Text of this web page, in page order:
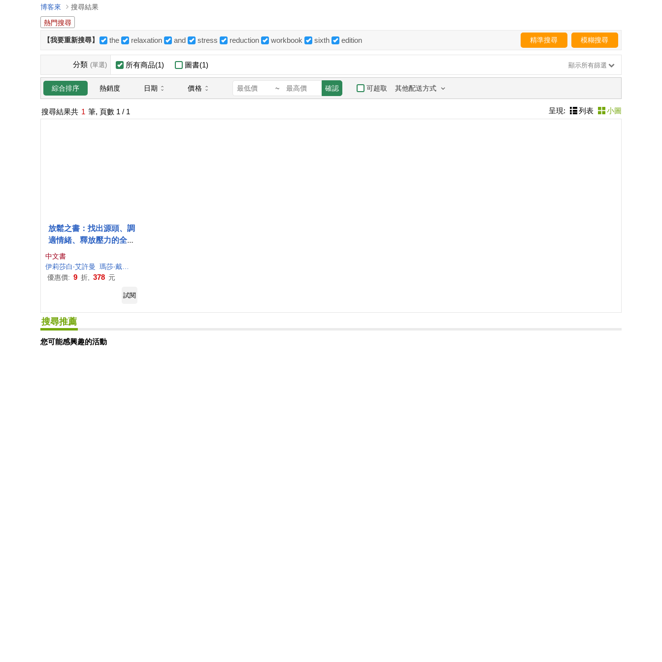
博客來
搜尋結果
熱門搜尋
【我要重新搜尋】 the relaxation and stress reduction workbook sixth edition 精準搜尋 模糊搜尋
分類 (單選) 所有商品(1) 圖書(1) 顯示所有篩選
綜合排序 熱銷度 日期 價格 ~ 確認 可超取 其他配送方式
搜尋結果共 1 筆, 頁數 1 / 1 呈現: 列表 小圖
放鬆之書：找出源頭、調
適情緒、釋放壓力的全方
位療癒減壓手冊
中文書
伊莉莎白‧艾許曼
瑪莎‧戴維斯
優惠價: 9 折, 378 元
試閱
搜尋推薦
您可能感興趣的活動